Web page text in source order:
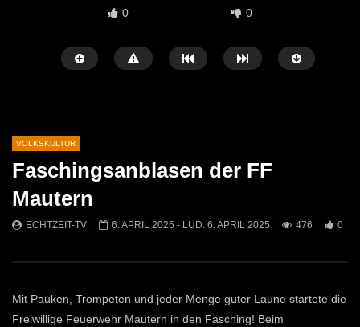
0 0
kehrt auf die Jöchlingerwiese zurück
755
1
VOLKSKULTUR
Faschingsanblasen der FF
Mautern
ECHTZEIT-TV 6. APRIL 2025 - LUD: 6. APRIL 2025 476 0
Mit Pauken, Trompeten und jeder Menge guter Laune startete die
Freiwillige Feuerwehr Mautern in den Fasching! Beim